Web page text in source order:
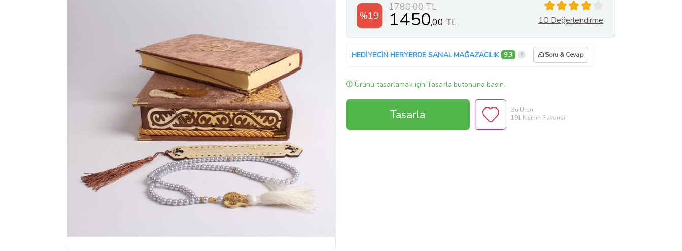
%19
1780,00 TL
1450,00 TL 10 Değerlendirme
HEDİYECİN HERYERDE SANAL MAĞAZACILIK 9,3 Soru & Cevap
Ürünü tasarlamak için Tasarla butonuna basın.
Tasarla
Bu Ürün
191 Kişinin Favorisi